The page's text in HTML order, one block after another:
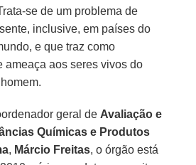
se de um problema de
inclusive, em países do
e que traz como
ameaça aos seres vivos do
geral de Avaliação e
Químicas e Produtos
, Márcio Freitas, o órgão está